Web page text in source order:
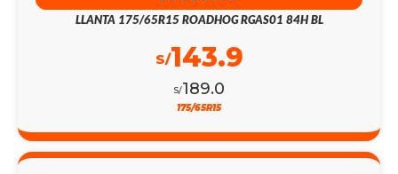
LLANTA 175/65R15 ROADHOG RGAS01 84H BL
S/189.0
S/143.9
175/65R15